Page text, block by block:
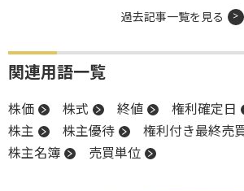
過去記事一覧を見る
関連用語一覧
株価 株式 終値 権利確定日
株主
株主優待
権利付き最終売
株主名簿
売買単位